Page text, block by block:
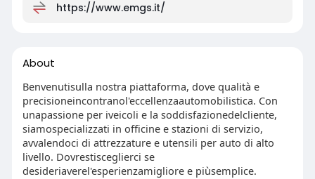
https://www.emgs.it/
About
Benvenutisulla nostra piattaforma, dove qualità e
precisioneincontranol'eccellenzaautomobilistica. Con
unapassione per iveicoli e la soddisfazionedelcliente,
siamospecializzati in officine e stazioni di servizio,
avvalendoci di attrezzature e utensili per auto di alto
livello. Dovrestisceglierci se
desideriaverel'esperienzamigliore e piùsemplice.